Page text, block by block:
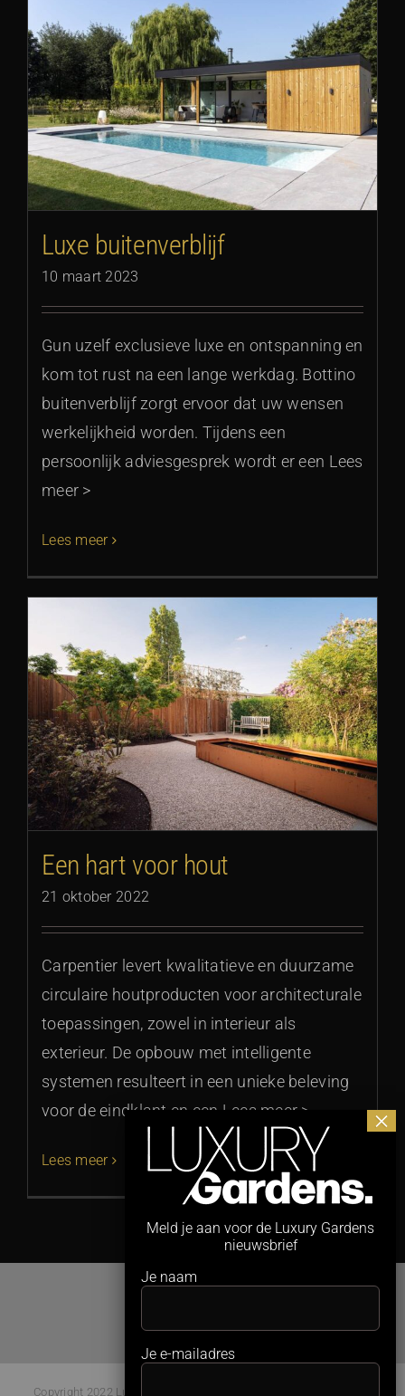
Luxe buitenverblijf
10 maart 2023
Gun uzelf exclusieve luxe en ontspanning en
kom tot rust na een lange werkdag. Bottino
buitenverblijf zorgt ervoor dat uw wensen
werkelijkheid worden. Tijdens een
persoonlijk adviesgesprek wordt er een Lees
meer >
Lees meer
Een hart voor hout
21 oktober 2022
Carpentier levert kwalitatieve en duurzame
circulaire houtproducten voor architecturale
toepassingen, zowel in interieur als
exterieur. De opbouw met intelligente
systemen resulteert in een unieke beleving
voor de eindklant en een Lees meer >
Lees meer
Copyright 2022 Luxury Gardens Magazine | All Rights Reserved |
Meld je aan voor de Luxury Gardens
nieuwsbrief
Je naam
Je e-mailadres